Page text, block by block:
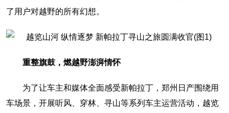
了用户对越野的所有幻想。
重整旗鼓，燃越野澎湃情怀
为了让车主和媒体全面感受新帕拉丁，郑州日产围绕用
车场景，开展听风、穿林、寻山等系列车主运营活动，越览